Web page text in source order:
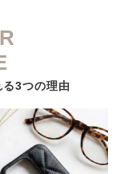
3つの理由